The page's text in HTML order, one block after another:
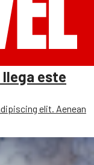
llega este
elit. Aenean